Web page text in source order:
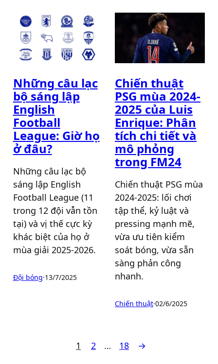
Những câu lạc
bộ sáng lập
English
Football
League: Giờ họ
ở đâu?
Những câu lạc bộ
sáng lập English
Football League (11
trong 12 đội vẫn tồn
tại) và vị thế cực kỳ
khác biệt của họ ở
mùa giải 2025-2026.
Đội bóng·13/7/2025
Chiến thuật
PSG mùa 2024-
2025 của Luis
Enrique: Phân
tích chi tiết và
mô phỏng
trong FM24
Chiến thuật PSG mùa
2024-2025: lối chơi
tập thể, kỷ luật và
pressing mạnh mẽ,
vừa ưu tiên kiểm
soát bóng, vừa sẵn
sàng phản công
nhanh.
Chiến thuật·02/6/2025
1 2 … 18 →